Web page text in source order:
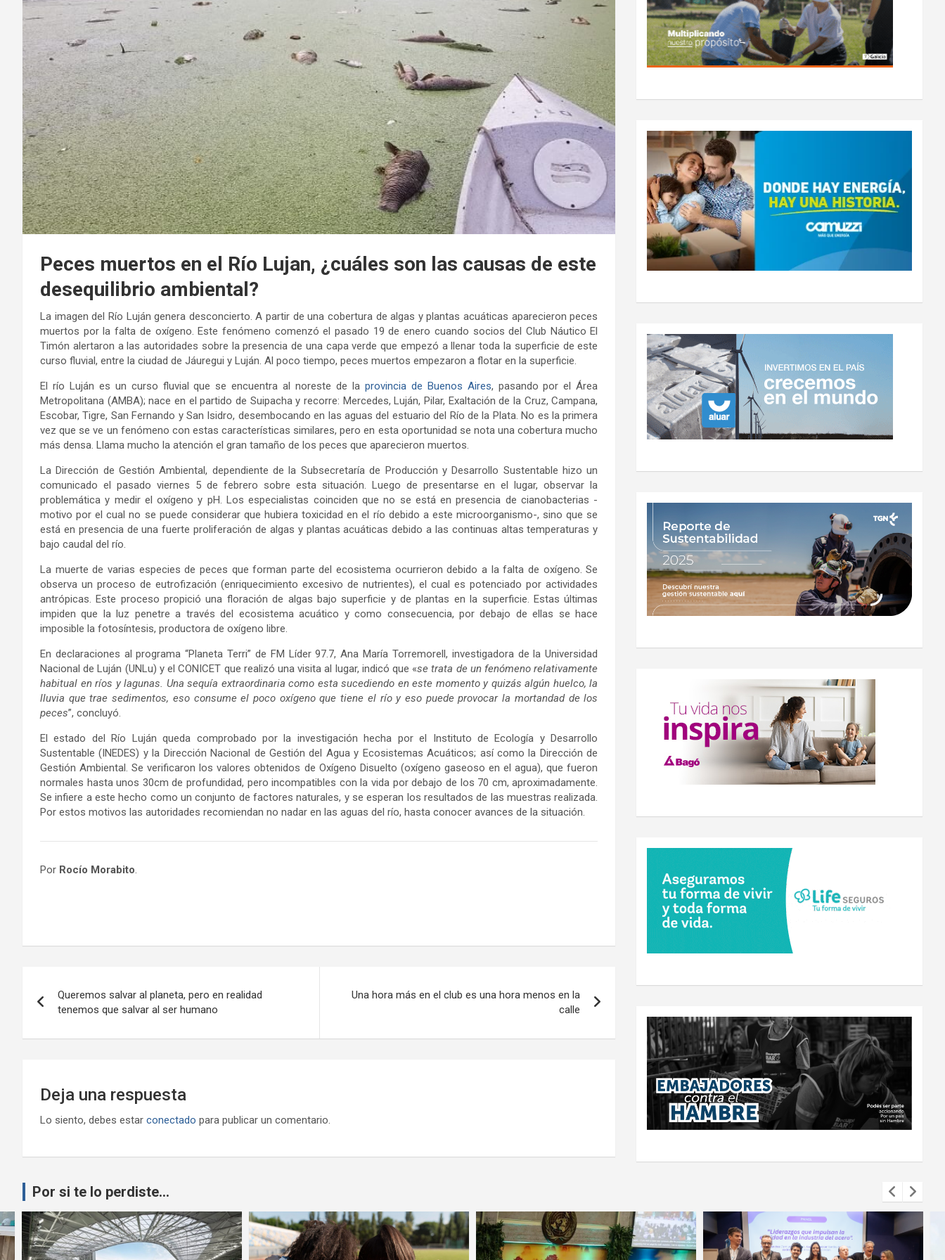
Peces muertos en el Río Lujan, ¿cuáles son las causas de este
desequilibrio ambiental?
La imagen del Río Luján genera desconcierto. A partir de una cobertura de algas y plantas acuáticas aparecieron peces
muertos por la falta de oxígeno. Este fenómeno comenzó el pasado 19 de enero cuando socios del Club Náutico El
Timón alertaron a las autoridades sobre la presencia de una capa verde que empezó a llenar toda la superficie de este
curso fluvial, entre la ciudad de Jáuregui y Luján. Al poco tiempo, peces muertos empezaron a flotar en la superficie.
El río Luján es un curso fluvial que se encuentra al noreste de la provincia de Buenos Aires, pasando por el Área
Metropolitana (AMBA); nace en el partido de Suipacha y recorre: Mercedes, Luján, Pilar, Exaltación de la Cruz, Campana,
Escobar, Tigre, San Fernando y San Isidro, desembocando en las aguas del estuario del Río de la Plata. No es la primera
vez que se ve un fenómeno con estas características similares, pero en esta oportunidad se nota una cobertura mucho
más densa. Llama mucho la atención el gran tamaño de los peces que aparecieron muertos.
La Dirección de Gestión Ambiental, dependiente de la Subsecretaría de Producción y Desarrollo Sustentable hizo un
comunicado el pasado viernes 5 de febrero sobre esta situación. Luego de presentarse en el lugar, observar la
problemática y medir el oxígeno y pH. Los especialistas coinciden que no se está en presencia de cianobacterias -
motivo por el cual no se puede considerar que hubiera toxicidad en el río debido a este microorganismo-, sino que se
está en presencia de una fuerte proliferación de algas y plantas acuáticas debido a las continuas altas temperaturas y
bajo caudal del río.
La muerte de varias especies de peces que forman parte del ecosistema ocurrieron debido a la falta de oxígeno. Se
observa un proceso de eutrofización (enriquecimiento excesivo de nutrientes), el cual es potenciado por actividades
antrópicas. Este proceso propició una floración de algas bajo superficie y de plantas en la superficie. Estas últimas
impiden que la luz penetre a través del ecosistema acuático y como consecuencia, por debajo de ellas se hace
imposible la fotosíntesis, productora de oxígeno libre.
En declaraciones al programa “Planeta Terri” de FM Líder 97.7, Ana María Torremorell, investigadora de la Universidad
Nacional de Luján (UNLu) y el CONICET que realizó una visita al lugar, indicó que «se trata de un fenómeno relativamente
habitual en ríos y lagunas. Una sequía extraordinaria como esta sucediendo en este momento y quizás algún huelco, la
lluvia que trae sedimentos, eso consume el poco oxígeno que tiene el río y eso puede provocar la mortandad de los
peces”, concluyó.
El estado del Río Luján queda comprobado por la investigación hecha por el Instituto de Ecología y Desarrollo
Sustentable (INEDES) y la Dirección Nacional de Gestión del Agua y Ecosistemas Acuáticos; así como la Dirección de
Gestión Ambiental. Se verificaron los valores obtenidos de Oxígeno Disuelto (oxígeno gaseoso en el agua), que fueron
normales hasta unos 30cm de profundidad, pero incompatibles con la vida por debajo de los 70 cm, aproximadamente.
Se infiere a este hecho como un conjunto de factores naturales, y se esperan los resultados de las muestras realizada.
Por estos motivos las autoridades recomiendan no nadar en las aguas del río, hasta conocer avances de la situación.
Por Rocío Morabito.
de
entradas
Queremos salvar al planeta, pero en realidad
tenemos que salvar al ser humano
Una hora más en el club es una hora menos en la
calle
Deja una respuesta
Lo siento, debes estar conectado para publicar un comentario.
Por si te lo perdiste...